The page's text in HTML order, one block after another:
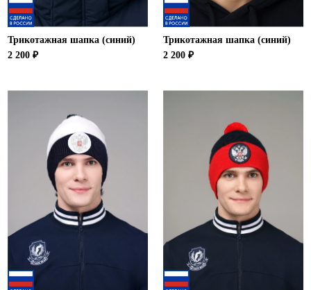
Трикотажная шапка (синий)
2 200 ₽
Трикотажная шапка (синий)
2 200 ₽